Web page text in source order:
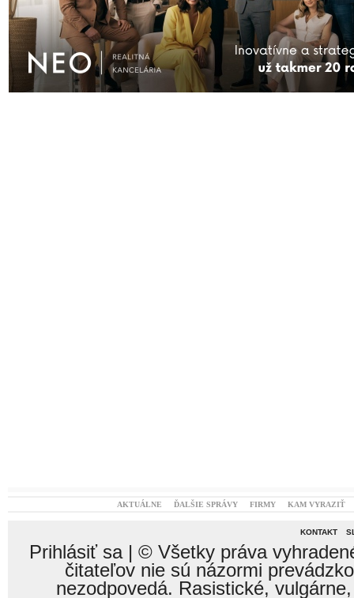
AKTUÁLNE ĎALŠIE SPRÁVY FIRMY KAM VYRAZIŤ
KONTAKT
Prihlásiť sa| © Všetky práva
čitateľov nie sú názormi
nezodpovedá. Rasistické,